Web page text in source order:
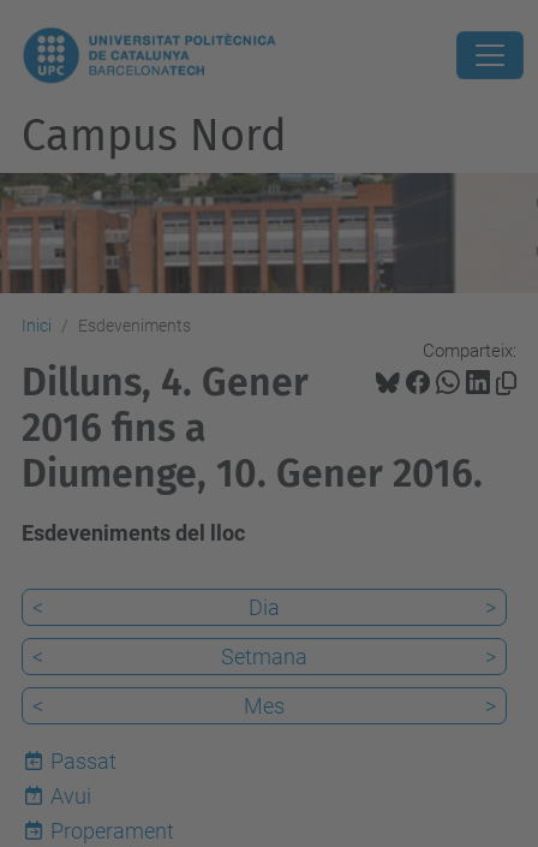
Campus Nord
Inici Esdeveniments
Comparteix:
Dilluns, 4. Gener
2016 fins a
Diumenge, 10. Gener 2016.
Esdeveniments del lloc
< Dia
>
<
Setmana
>
<
Mes >
Passat
7
Avui
Properament